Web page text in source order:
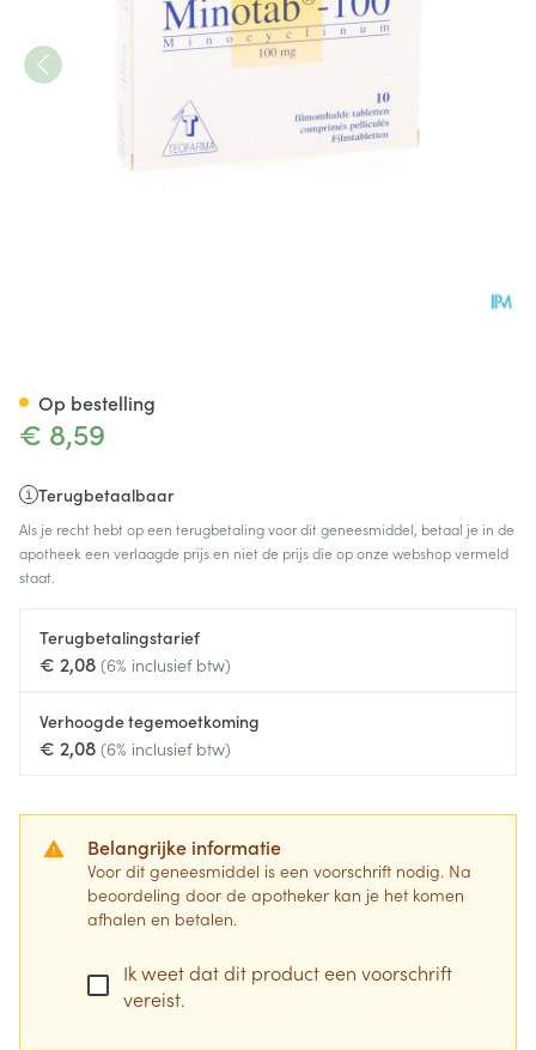
€ 8,59
Terugbetaalbaar
Als je recht hebt op een terugbetaling voor dit geneesmiddel, betaal je in de
apotheek een verlaagde prijs en niet de prijs die op onze webshop vermeld
staat.
Terugbetalingstarief
€ 2,08 (6% inclusief btw)
Verhoogde tegemoetkoming
€ 2,08 (6% inclusief btw)
Belangrijke informatie
Voor dit geneesmiddel is een voorschrift nodig. Na
beoordeling door de apotheker kan je het komen
afhalen en betalen.
Ik weet dat dit product een voorschrift
vereist.
Op bestelling